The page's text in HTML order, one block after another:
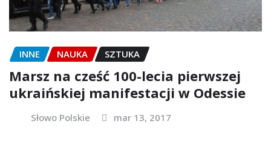
INNE NAUKA SZTUKA
Marsz na cześć 100-lecia pierwszej
ukraińskiej manifestacji w Odessie
Słowo Polskie mar 13, 2017